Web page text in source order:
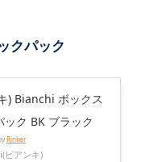
クパック
) Bianchi ボックス
ック BK ブラック
Rinker
ビアンキ)